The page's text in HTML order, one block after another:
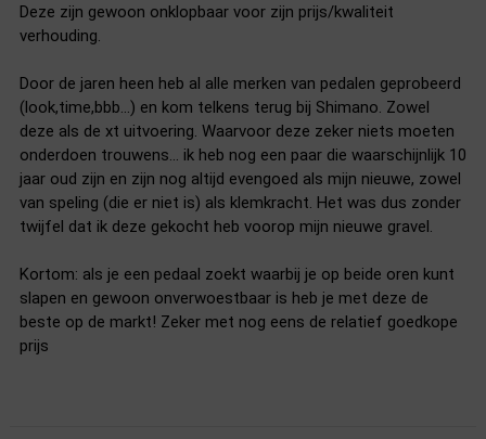
Deze zijn gewoon onklopbaar voor zijn prijs/kwaliteit
verhouding.
Door de jaren heen heb al alle merken van pedalen geprobeerd
(look,time,bbb…) en kom telkens terug bij Shimano. Zowel
deze als de xt uitvoering. Waarvoor deze zeker niets moeten
onderdoen trouwens… ik heb nog een paar die waarschijnlijk 10
jaar oud zijn en zijn nog altijd evengoed als mijn nieuwe, zowel
van speling (die er niet is) als klemkracht. Het was dus zonder
twijfel dat ik deze gekocht heb voorop mijn nieuwe gravel.
Kortom: als je een pedaal zoekt waarbij je op beide oren kunt
slapen en gewoon onverwoestbaar is heb je met deze de
beste op de markt! Zeker met nog eens de relatief goedkope
prijs